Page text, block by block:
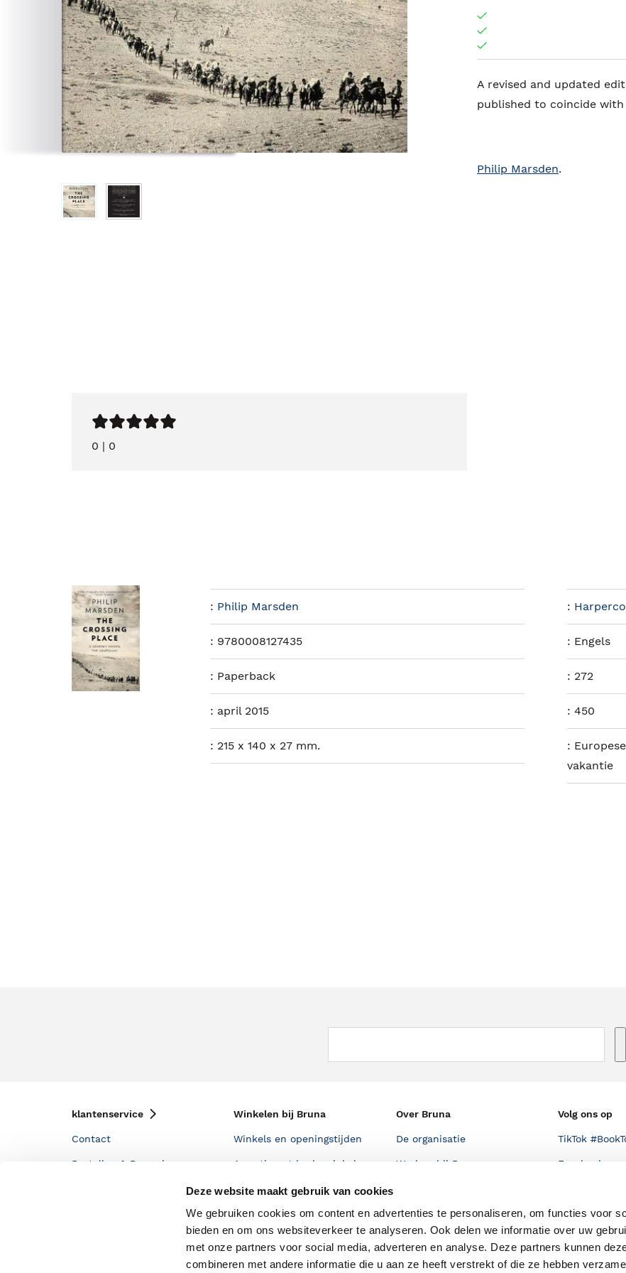
Deze website maakt gebruik van cookies
We gebruiken cookies om content en advertenties te personaliseren, om functies voor
bieden en om ons websiteverkeer te analyseren. Ook delen we informatie over uw
met onze partners voor social media, adverteren en analyse. Deze partners kunnen
combineren met andere informatie die u aan ze heeft verstrekt of die ze hebben
A revised and updated
published to coincide
Philip Marsden.
0 | 0
: Philip Marsden :
: 9780008127435 : Engels
: Paperback : 272
: april 2015 :450
: 215 x 140 x 27 mm. :
vakantie
klantenservice
Contact
Bestellen & Bezorging
Annuleren & Retourneren
Zakelijk boeken bestellen
Winkelen bij Bruna
Winkels en openingstijden
Assortiment in de winkel
Cadeaukaarten
Cadeauboxen
ING Servicepunten
Over Bruna
De organisatie
Werken bij Bruna
De voordelen van Bruna
Statement
Volg ons op
TikTok
Facebook